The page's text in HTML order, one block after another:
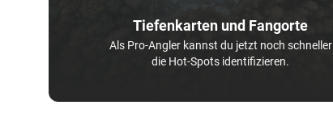
Tiefenkarten und Fangorte
Als Pro-Angler kannst du jetzt noch schneller
die Hot-Spots identifizieren.